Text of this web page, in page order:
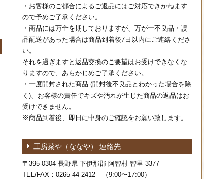
・お客様のご都合によるご返品にはご対応できかねます
ので予めご了承ください。
・商品には万全を期しておりますが、万が一不良品・誤
品配送があった場合は商品到着後7日以内にご連絡くださ
い。
それを過ぎますと返品交換のご要望はお受けできなくな
りますので、あらかじめご了承ください。
・一度開封された商品 (開封後不良品とわかった場合を除
く)、お客様の責任でキズや汚れが生じた商品の返品はお
受けできません。
※商品到着後、即日に中身のご確認をお願い致します。
工房菜や（ななや） 連絡先
〒395-0304 長野県 下伊那郡 阿智村 智里 3377
TEL/FAX：0265-44-2412 （9:00〜17:00）